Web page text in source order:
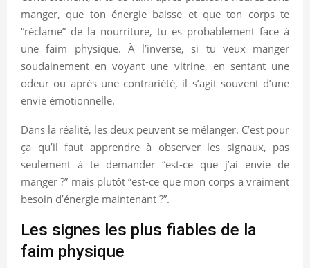
manger, que ton énergie baisse et que ton corps te
“réclame” de la nourriture, tu es probablement face à
une faim physique. À l’inverse, si tu veux manger
soudainement en voyant une vitrine, en sentant une
odeur ou après une contrariété, il s’agit souvent d’une
envie émotionnelle.
Dans la réalité, les deux peuvent se mélanger. C’est pour
ça qu’il faut apprendre à observer les signaux, pas
seulement à te demander “est-ce que j’ai envie de
manger ?” mais plutôt “est-ce que mon corps a vraiment
besoin d’énergie maintenant ?”.
Les signes les plus fiables de la
faim physique